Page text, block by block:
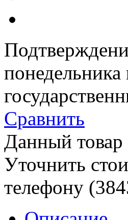
Сравнить
Данный товар
Уточнить
телефону